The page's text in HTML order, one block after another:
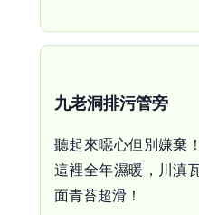
九老洞排污管旁
聽起來噁心但別嫌棄
這裡全年濕暖，川滇
面青苔超滑！